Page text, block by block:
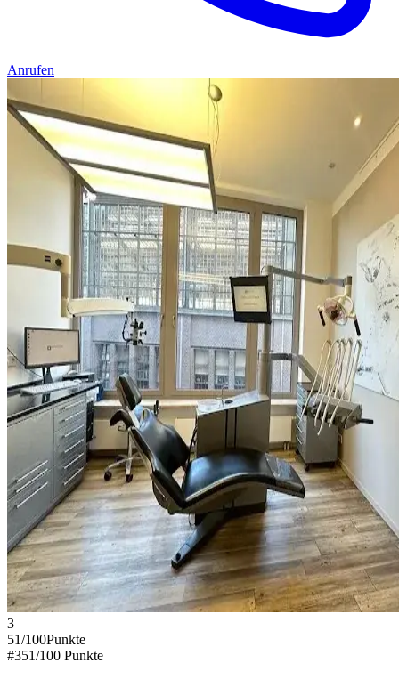
Anrufen
3
51/100Punkte
#351/100 Punkte